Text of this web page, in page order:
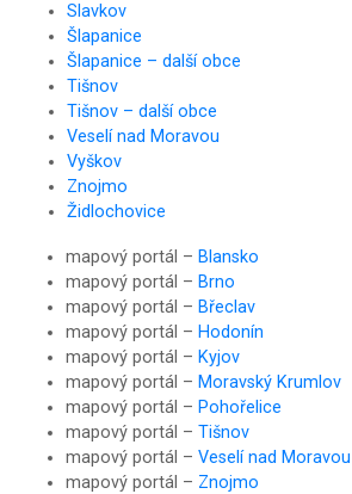
Slavkov
Šlapanice
Šlapanice – další obce
Tišnov
Tišnov – další obce
Veselí nad Moravou
Vyškov
Znojmo
Židlochovice
mapový portál – Blansko
mapový portál – Brno
mapový portál – Břeclav
mapový portál – Hodonín
mapový portál – Kyjov
mapový portál – Moravský Krumlov
mapový portál – Pohořelice
mapový portál – Tišnov
mapový portál – Veselí nad Moravou
mapový portál – Znojmo